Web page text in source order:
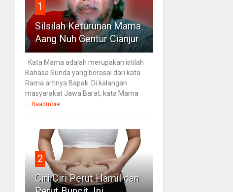
1
Silsilah Keturunan Mama
Aang Nuh Gentur Cianjur
Kata Mama adalah merupakan istilah
Bahasa Sunda yang berasal dari kata
Rama artinya Bapak. Di kalangan
masyarakat Jawa Barat, kata Mama
... Readmore
2
Ciri Ciri Perut Hamil dan